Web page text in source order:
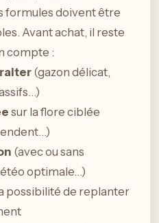
formules doivent être
Avant achat, il reste
compte :
(gazon délicat,
sur la flore ciblée
(avec ou sans
optimale…)
possibilité de replanter